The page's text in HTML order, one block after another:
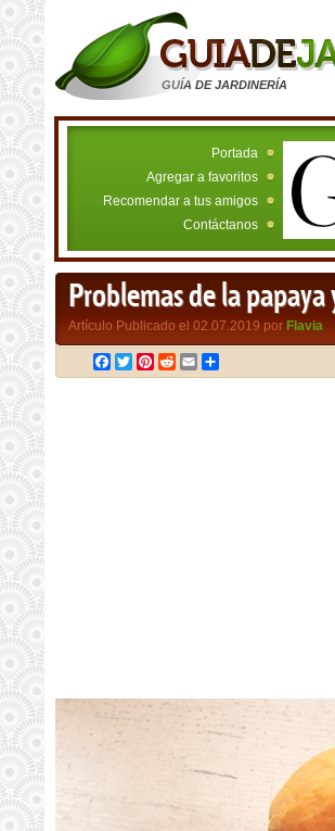
GUÍA DE JARDINERÍA
Portada
Agregar a favoritos
Recomendar a tus amigos
Contáctanos
Problemas de la papaya
Artículo Publicado el 02.07.2019 por Flavia
Facebook
TwitterPinterest
RedditEmail